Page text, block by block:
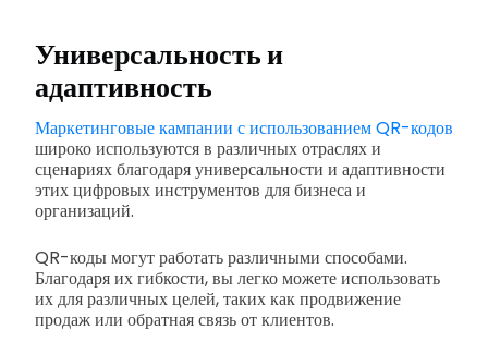
Универсальность и
адаптивность
Маркетинговые кампании с использованием QR-кодов
широко используются в различных отраслях и
сценариях благодаря универсальности и адаптивности
этих цифровых инструментов для бизнеса и
организаций.
QR-коды могут работать различными способами.
Благодаря их гибкости, вы легко можете использовать
их для различных целей, таких как продвижение
продаж или обратная связь от клиентов.